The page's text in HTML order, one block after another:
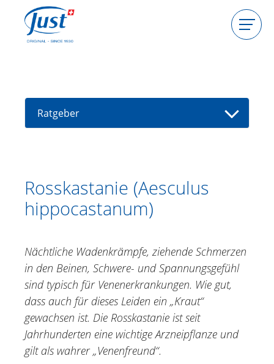
Beraterin werden
Ratgeber
Ratgeber
Alpenrose
Arganöl
Ballonrebe, Herzsamen
Echinacea
Edelweiss
Eukalyptus
Gartenkresse
Guduchi
Kamille
Rosskastanie (Aesculus
hippocastanum)
Nächtliche Wadenkrämpfe, ziehende Schmerzen
in den Beinen, Schwere- und Spannungsgefühl
sind typisch für Venenerkrankungen. Wie gut,
dass auch für dieses Leiden ein „Kraut“
gewachsen ist. Die Rosskastanie ist seit
Jahrhunderten eine wichtige Arzneipflanze und
gilt als wahrer „Venenfreund“.